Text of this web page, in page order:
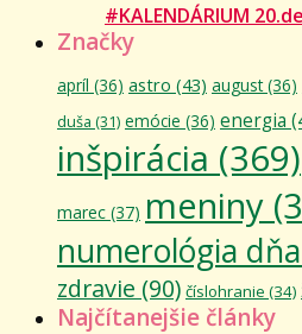
#KALENDÁRIUM
Značky
apríl (36) astro (43) august(36)
duša (31) emócie (36) energia
inšpirácia (369)
marec (37) meniny
numerológia dňa
zdravie (90) číslohranie (34)
Najčítanejšie články